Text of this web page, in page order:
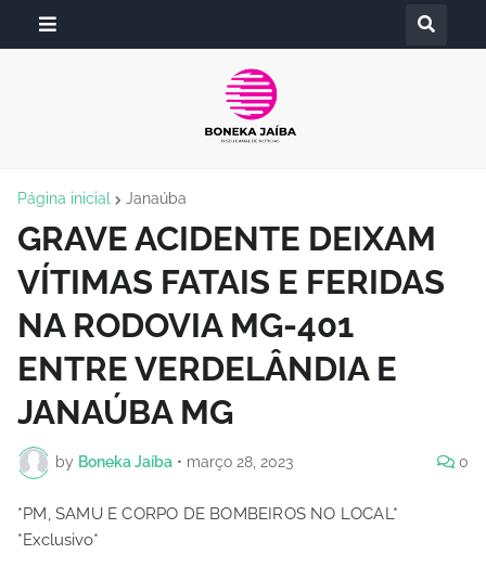
Página inicial Janaúba
GRAVE ACIDENTE DEIXAM
VÍTIMAS FATAIS E FERIDAS
NA RODOVIA MG-401
ENTRE VERDELÂNDIA E
JANAÚBA MG
by Boneka Jaíba • março 28, 2023 0
*PM, SAMU E CORPO DE BOMBEIROS NO LOCAL*
*Exclusivo*